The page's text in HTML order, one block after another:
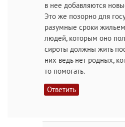
в нее добавляются
Это же позорно для
разумные сроки
людей, которым оно
сироты должны жить
них ведь нет родных,
то помогать.
Ответить